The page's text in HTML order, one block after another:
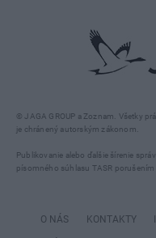
© JAGA GROUP a Zoznam. Všetky
je chránený autorským zákonom.
Publikovanie alebo ďalšie šírenie
písomného súhlasu TASR
O NÁS KONTAKTY